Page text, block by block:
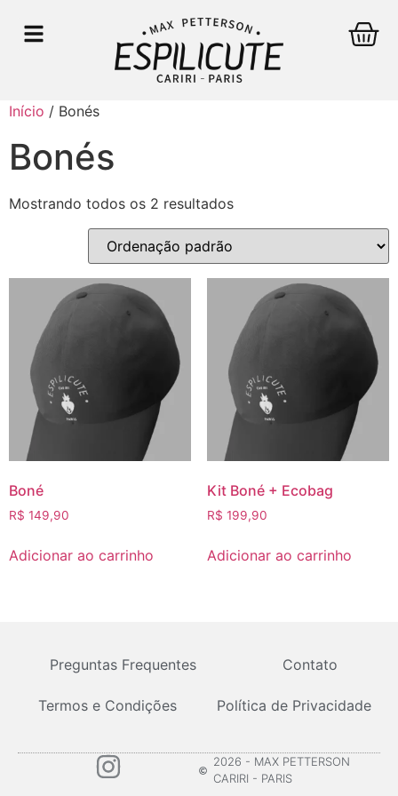
Início / Bonés
Bonés
Mostrando todos os 2 resultados
Boné
R$ 149,90
Adicionar ao carrinho
Kit Boné + Ecobag
R$ 199,90
Adicionar ao carrinho
Preguntas Frequentes Contato
Termos e Condições Política de Privacidade
2026 - MAX PETTERSON
CARIRI - PARIS